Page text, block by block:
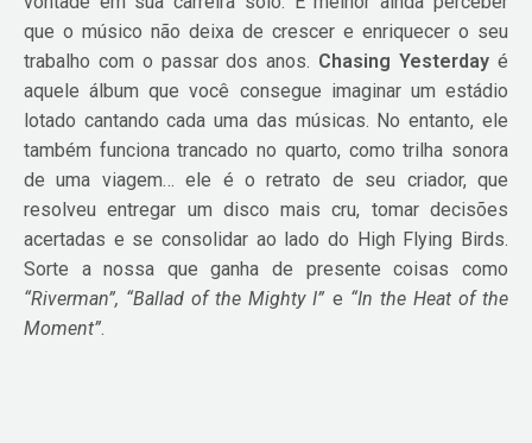
que o músico não deixa de crescer e enriquecer o seu
trabalho com o passar dos anos. Chasing Yesterday é
aquele álbum que você consegue imaginar um estádio
lotado cantando cada uma das músicas. No entanto, ele
também funciona trancado no quarto, como trilha sonora
de uma viagem… ele é o retrato de seu criador, que
resolveu entregar um disco mais cru, tomar decisões
acertadas e se consolidar ao lado do High Flying Birds.
Sorte a nossa que ganha de presente coisas como
“Riverman”, “Ballad of the Mighty I” e “In the Heat of the
Moment”.